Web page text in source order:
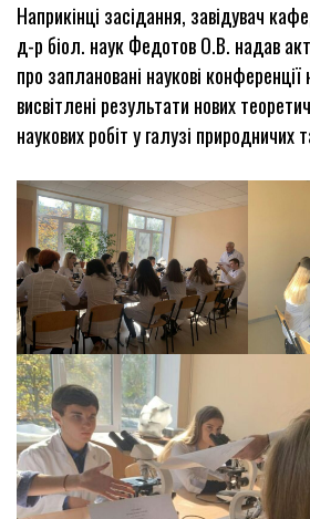
Наприкінці засідання, завідувач
д-р біол. наук Федотов О.В. надав
про заплановані наукові
висвітлені результати нових
наукових робіт у галузі природничих